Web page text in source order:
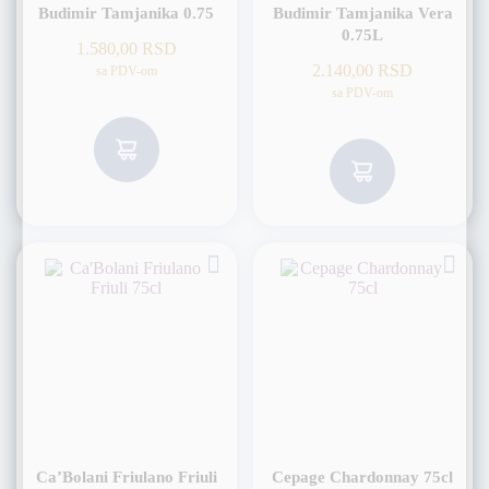
Budimir Tamjanika 0.75
1.580,00 RSD
sa PDV-om
Budimir Tamjanika Vera
0.75L
2.140,00 RSD
sa PDV-om
Ca’Bolani Friulano Friuli Cepage Chardonnay 75cl